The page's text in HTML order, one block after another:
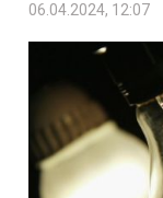
06.04.2024, 12:07